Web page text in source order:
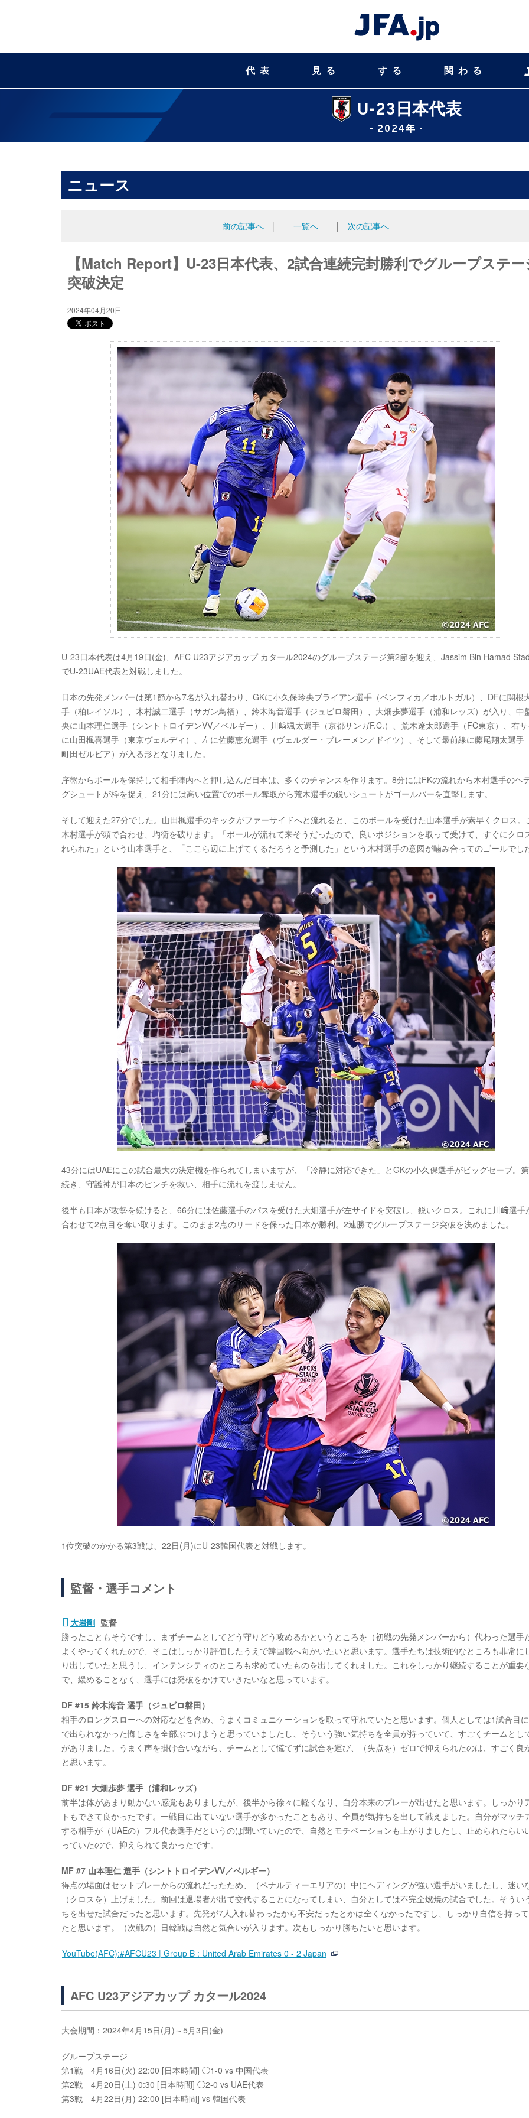
代表 見る する 関わる
U-23日本代表
- 2024年 -
ニュース
前の記事へ│ 一覧へ 次の記事へ
【Match Report】U-23日本代表、2試合連続完封勝利でグループステー
突破決定
2024年04月20日
U-23日本代表は4月19日(金)、AFC U23アジアカップ カタール2024のグループステージ第2節を迎え、Jassim Bin Hamad
でU-23UAE代表と対戦しました。
日本の先発メンバーは第1節から7名が入れ替わり、GKに小久保玲央ブライアン選手（ベンフィカ／ポルトガル）、DFに関根
手（柏レイソル）、木村誠二選手（サガン鳥栖）、鈴木海音選手（ジュビロ磐田）、大畑歩夢選手（浦和レッズ）が入り、中
央に山本理仁選手（シントトロイデンVV／ベルギー）、川﨑颯太選手（京都サンガF.C.）、荒木遼太郎選手（FC東京）、右サ
に山田楓喜選手（東京ヴェルディ）、左に佐藤恵允選手（ヴェルダー・ブレーメン／ドイツ）、そして最前線に藤尾翔太選手
町田ゼルビア）が入る形となりました。
序盤からボールを保持して相手陣内へと押し込んだ日本は、多くのチャンスを作ります。8分にはFKの流れから木村選手のヘ
グシュートが枠を捉え、21分には高い位置でのボール奪取から荒木選手の鋭いシュートがゴールバーを直撃します。
そして迎えた27分でした。山田楓選手のキックがファーサイドへと流れると、このボールを受けた山本選手が素早くクロス。
木村選手が頭で合わせ、均衡を破ります。「ボールが流れて来そうだったので、良いポジションを取って受けて、すぐにクロ
れられた」という山本選手と、「ここら辺に上げてくるだろうと予測した」という木村選手の意図が噛み合ってのゴールでし
43分にはUAEにこの試合最大の決定機を作られてしまいますが、「冷静に対応できた」とGKの小久保選手がビッグセーブ。
続き、守護神が日本のピンチを救い、相手に流れを渡しません。
後半も日本が攻勢を続けると、66分には佐藤選手のパスを受けた大畑選手が左サイドを突破し、鋭いクロス。これに川﨑選手
合わせて2点目を奪い取ります。このまま2点のリードを保った日本が勝利。2連勝でグループステージ突破を決めました。
1位突破のかかる第3戦は、22日(月)にU-23韓国代表と対戦します。
監督・選手コメント
大岩剛 監督
勝ったこともそうですし、まずチームとしてどう守りどう攻めるかというところを（初戦の先発メンバーから）代わった選手
よくやってくれたので、そこはしっかり評価したうえで韓国戦へ向かいたいと思います。選手たちは技術的なところも非常に
り出していたと思うし、インテンシティのところも求めていたものを出してくれました。これをしっかり継続することが重要
で、緩めることなく、選手には発破をかけていきたいなと思っています。
DF #15 鈴木海音 選手（ジュビロ磐田）
相手のロングスローへの対応などを含め、うまくコミュニケーションを取って守れていたと思います。個人としては1試合目
で出られなかった悔しさを全部ぶつけようと思っていましたし、そういう強い気持ちを全員が持っていて、すごくチームとし
がありました。うまく声を掛け合いながら、チームとして慌てずに試合を運び、（失点を）ゼロで抑えられたのは、すごく良
と思います。
DF #21 大畑歩夢 選手（浦和レッズ）
前半は体があまり動かない感覚もありましたが、後半から徐々に軽くなり、自分本来のプレーが出せたと思います。しっかり
トもできて良かったです。一戦目に出ていない選手が多かったこともあり、全員が気持ちを出して戦えました。自分がマッチ
する相手が（UAEの）フル代表選手だというのは聞いていたので、自然とモチベーションも上がりましたし、止められたらい
っていたので、抑えられて良かったです。
MF #7 山本理仁 選手（シントトロイデンVV／ベルギー）
得点の場面はセットプレーからの流れだったため、（ペナルティーエリアの）中にヘディングが強い選手がいましたし、迷い
（クロスを）上げました。前回は退場者が出て交代することになってしまい、自分としては不完全燃焼の試合でした。そうい
ちを出せた試合だったと思います。先発が7人入れ替わったから不安だったとかは全くなかったですし、しっかり自信を持っ
たと思います。（次戦の）日韓戦は自然と気合いが入ります。次もしっかり勝ちたいと思います。
YouTube(AFC):#AFCU23 | Group B : United Arab Emirates 0 - 2 Japan
AFC U23アジアカップ カタール2024
大会期間：2024年4月15日(月)～5月3日(金)
グループステージ
第1戦 4月16日(火) 22:00 [日本時間] ◯1-0 vs 中国代表
第2戦 4月20日(土) 0:30 [日本時間] ◯2-0 vs UAE代表
第3戦 4月22日(月) 22:00 [日本時間] vs 韓国代表